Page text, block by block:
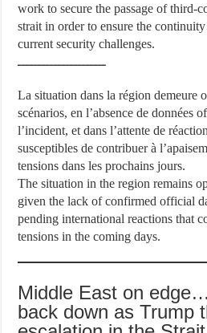
work to secure the passage of third-
strait in order to ensure the
current security challenges.
ــــــــــــــــــــــ
La situation dans la région demeure
scénarios, en l’absence de données
l’incident, et dans l’attente de
susceptibles de contribuer à
tensions dans les prochains jours.
The situation in the region remains
given the lack of confirmed official
pending international reactions that
tensions in the coming days.
Middle East on
back down as Trump